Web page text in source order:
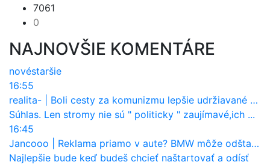
7061
0
NAJNOVŠIE KOMENTÁRE
novéstaršie
16:55
realita-
Boli cesty za komunizmu lepšie udržiavané ako dnes?
Súhlas. Len stromy nie sú " politicky " zaujímavé,ich ...
16:45
Jancooo
Reklama priamo v aute? BMW môže odštartovať nový trend
Najlepšie bude keď budeš chcieť naštartovať a odísť